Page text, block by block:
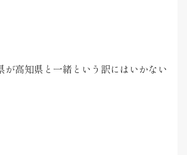
が高知県と一緒という訳にはいかない